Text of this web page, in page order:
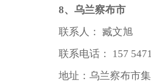
8、乌兰察布市
联系人：
臧文旭
联系电话：
157
地址：乌兰察布市